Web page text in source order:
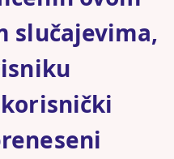
slučajevima,